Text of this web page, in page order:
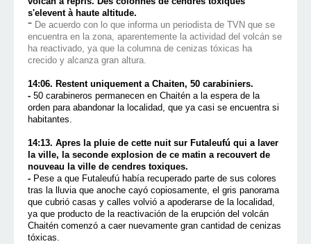
s'elevent à haute altitude.
- De acuerdo con lo que informa un periodista de TVN que se
encuentra en la zona, aparentemente la actividad del volcán se
ha reactivado, ya que la columna de cenizas tóxicas ha
crecido y alcanza gran altura.
14:06. Restent uniquement a Chaiten, 50 carabiniers.
- 50 carabineros permanecen en Chaitén a la espera de la
orden para abandonar la localidad, que ya casi se encuentra si
habitantes.
14:13. Apres la pluie de cette nuit sur Futaleufú qui a laver
la ville, la seconde explosion de ce matin a recouvert de
nouveau la ville de cendres toxiques.
- Pese a que Futaleufú había recuperado parte de sus colores
tras la lluvia que anoche cayó copiosamente, el gris panorama
que cubrió casas y calles volvió a apoderarse de la localidad,
ya que producto de la reactivación de la erupción del volcán
Chaitén comenzó a caer nuevamente gran cantidad de cenizas
tóxicas.